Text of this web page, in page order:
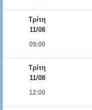
Τρίτη
11/08
09:00
Τρίτη
11/08
12:00